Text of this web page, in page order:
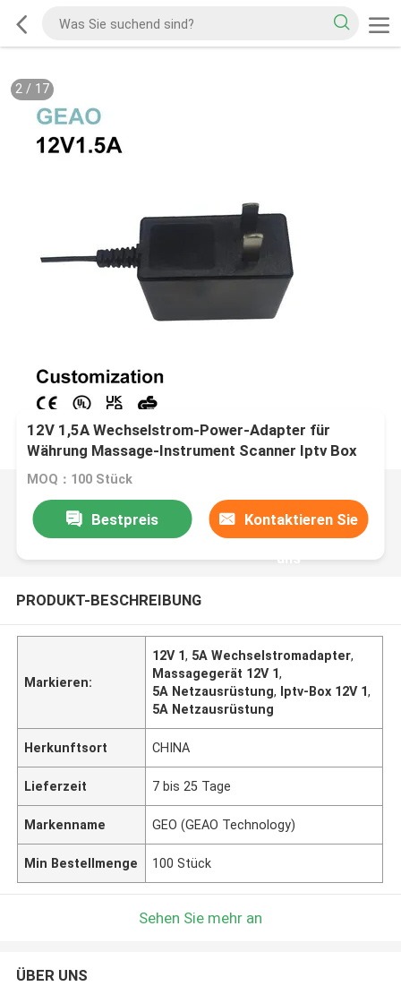
2/ 17
12V 1,5A Wechselstrom-Power-Adapter für
Währung Massage-Instrument Scanner Iptv Box
Xbox One
MOQ：100 Stück
Bestpreis Kontaktieren Sie
uns
PRODUKT-BESCHREIBUNG
Markieren:
12V 1, 5A Wechselstromadapter,
Massagegerät 12V 1,
5A Netzausrüstung, Iptv-Box 12V 1,
5A Netzausrüstung
Herkunftsort CHINA
Lieferzeit 7 bis 25 Tage
Markenname GEO (GEAO Technology)
Min Bestellmenge 100 Stück
Sehen Sie mehr an
ÜBER UNS